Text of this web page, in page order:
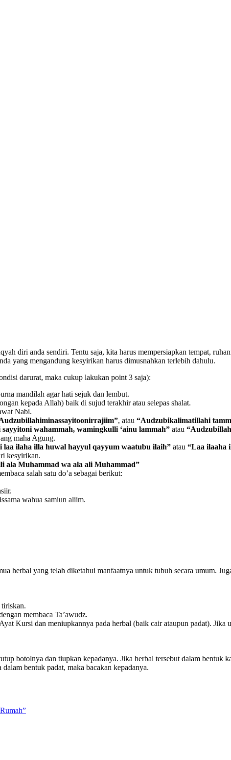
diri anda sendiri. Tentu saja, kita harus mempersiapkan tempat,
yang mengandung kesyirikan harus dimusnahkan terlebih dahulu.
darurat, maka cukup lakukan point 3 saja):
mandilah agar hati sejuk dan lembut.
kepada Allah) baik di sujud terakhir atau selepas shalat.
Nabi.
, atau “Audzubikalimatillahi
wahammah, wamingkulli ‘ainu lammah” atau
maha Agung.
ilaha illa huwal hayyul qayyum waatubu ilaih” atau “Laa ilaaha
kesyirikan.
ala Muhammad wa ala ali Muhammad”
salah satu do’a sebagai berikut:
wahua samiun aliim.
herbal yang telah diketahui manfaatnya untuk tubuh secara umum.
membaca Ta’awudz.
Kursi dan meniupkannya pada herbal (baik cair ataupun padat). Jika
botolnya dan tiupkan kepadanya. Jika herbal tersebut dalam bentuk
bentuk padat, maka bacakan kepadanya.